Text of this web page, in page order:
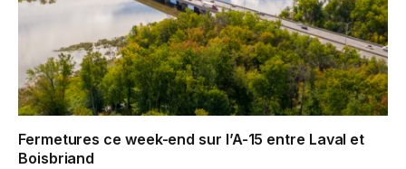
Fermetures ce week-end sur l’A-15 entre Laval et
Boisbriand